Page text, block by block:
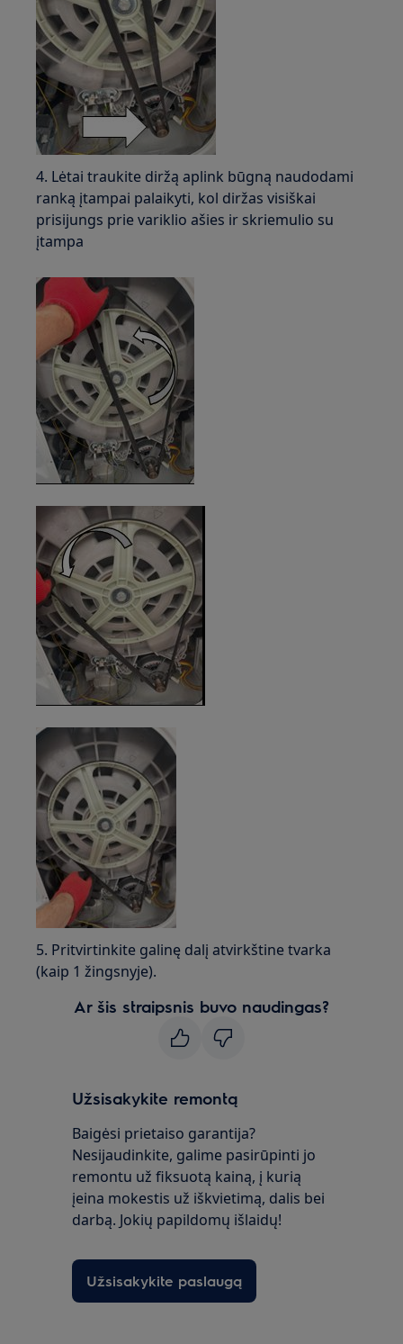
4. Lėtai traukite diržą aplink būgną naudodami
ranką įtampai palaikyti, kol diržas visiškai
prisijungs prie variklio ašies ir skriemulio su
įtampa
5. Pritvirtinkite galinę dalį atvirkštine tvarka
(kaip 1 žingsnyje).
Ar šis straipsnis buvo naudingas?
Užsisakykite remontą
Baigėsi prietaiso garantija?
Nesijaudinkite, galime pasirūpinti jo
remontu už fiksuotą kainą, į kurią
įeina mokestis už iškvietimą, dalis bei
darbą. Jokių papildomų išlaidų!
Užsisakykite paslaugą